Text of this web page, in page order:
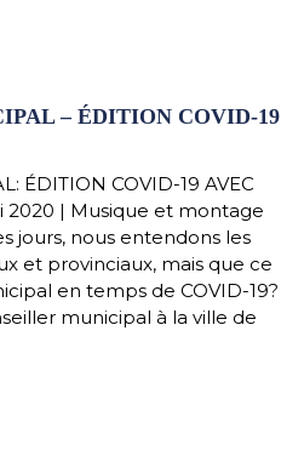
– ÉDITION COVID-19
ÉDITION COVID-19 AVEC
2020 | Musique et montage
jours, nous entendons les
et provinciaux, mais que ce
en temps de COVID-19?
municipal à la ville de